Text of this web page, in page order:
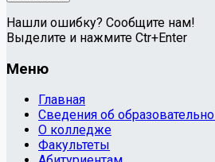
Нашли ошибку? Сообщите нам!
Выделите и нажмите Ctr+Enter
Меню
Главная
Сведения об
О колледже
Факультеты